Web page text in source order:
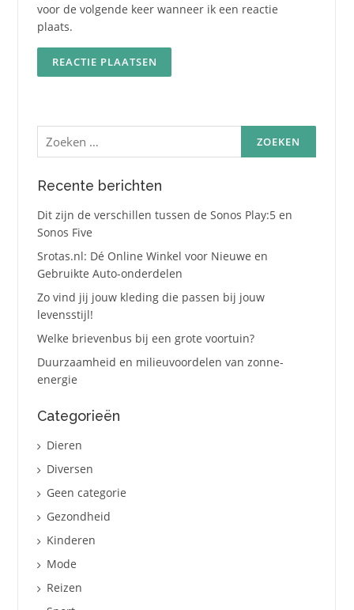
voor de volgende keer wanneer ik een reactie
plaats.
Zoeken
naar:
Recente berichten
Dit zijn de verschillen tussen de Sonos Play:5 en
Sonos Five
Srotas.nl: Dé Online Winkel voor Nieuwe en
Gebruikte Auto-onderdelen
Zo vind jij jouw kleding die passen bij jouw
levensstijl!
Welke brievenbus bij een grote voortuin?
Duurzaamheid en milieuvoordelen van zonne-
energie
Categorieën
Dieren
Diversen
Geen categorie
Gezondheid
Kinderen
Mode
Reizen